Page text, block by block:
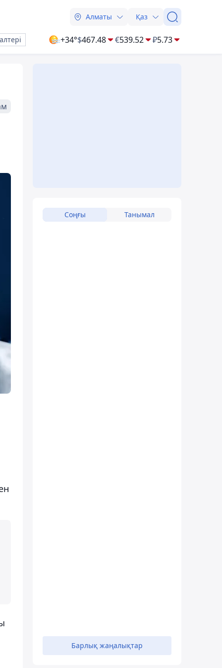
Алматы Қаз
+34°$467.48 €539.52 ₽5.73
Соңғы Танымал
Барлық жаңалықтар